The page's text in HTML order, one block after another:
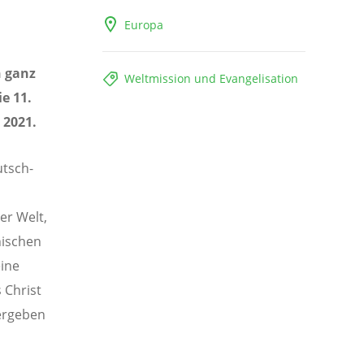
Europa
Weltmission und Evangelisation
ganz
11.
Welt,
Christ